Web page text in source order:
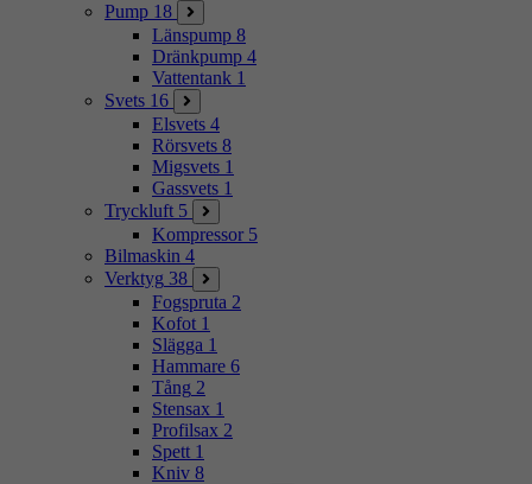
Pump 18
Länspump 8
Dränkpump 4
Vattentank 1
Svets 16
Elsvets 4
Rörsvets 8
Migsvets 1
Gassvets 1
Tryckluft 5
Kompressor 5
Bilmaskin 4
Verktyg 38
Fogspruta 2
Kofot 1
Slägga 1
Hammare 6
Tång 2
Stensax 1
Profilsax 2
Spett 1
Kniv 8